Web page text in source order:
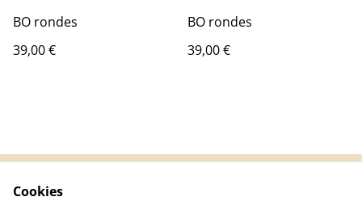
BO rondes
39,00 €
BO rondes
39,00 €
Cookies